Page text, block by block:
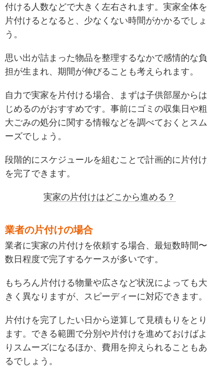
付ける人数などで大きく左右されます。実家全体を
片付けるとなると、少なくない時間がかかるでしょ
う。
思い出が詰まった物品を整理するなかで感情的な負
担が生まれ、期間が伸びることも考えられます。
自力で実家を片付ける場合、まずは子供部屋からは
じめるのがおすすめです。事前にゴミの収集日や粗
大ごみの処分に関する情報などを調べておくとスム
ーズでしょう。
段階的にスケジュールを組むことで計画的に片付け
を完了できます。
実家の片付けはどこから進める？
業者の片付けの場合
業者に実家の片付けを依頼する場合、最短数時間〜
数日程度で完了するケースが多いです。
もちろん片付ける物量や広さなど状況によっても大
きく異なりますが、スピーディーに対応できます。
片付けを完了したい日から逆算して見積もりをとり
ます。できる範囲で分別や片付けを進めておけばよ
りスムーズになるほか、費用を抑えられることもあ
るでしょう。